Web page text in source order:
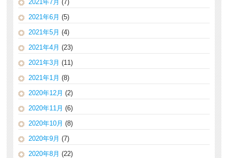
2021年7月 (7)
2021年6月 (5)
2021年5月 (4)
2021年4月 (23)
2021年3月 (11)
2021年1月 (8)
2020年12月 (2)
2020年11月 (6)
2020年10月 (8)
2020年9月 (7)
2020年8月 (22)